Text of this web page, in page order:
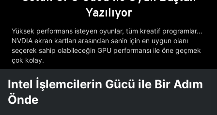
Yazılıyor
Yüksek performans isteyen oyunlar, tüm kreatif programlar...
NVDIA ekran kartları arasından senin için en uygun olanı
seçerek sahip olabileceğin GPU performansı ile öne geçmek
çok kolay.
Intel İşlemcilerin Gücü ile Bir Adım
Önde